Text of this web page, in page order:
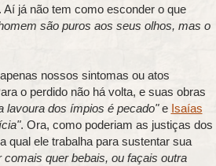
já não tem como esconder o que
são puros aos seus olhos, mas o
nossos sintomas ou atos
o perdido não há volta, e suas obras
lavoura dos ímpios é pecado"e Isaías
. Ora, como poderiam as justiças dos
qual ele trabalha para sustentar sua
comais quer bebais, ou façais outra